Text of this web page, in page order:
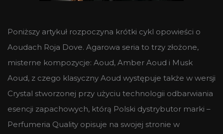
Poniższy artykuł rozpoczyna krótki cykl opowieści o
Aoudach Roja Dove. Agarowa seria to trzy złożone,
misterne kompozycje: Aoud, Amber Aoud i Musk
Aoud, z czego klasyczny Aoud występuje także w wersji
Crystal stworzonej przy użyciu technologii odbarwiania
esencji zapachowych, którą Polski dystrybutor marki –
Perfumeria Quality opisuje na swojej stronie w